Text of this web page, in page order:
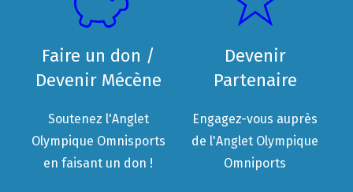
Faire un don /
Devenir Mécène
Soutenez l'Anglet
Olympique Omnisports
en faisant un don !
Devenir
Partenaire
Engagez-vous auprès
de l'Anglet Olympique
Omniports